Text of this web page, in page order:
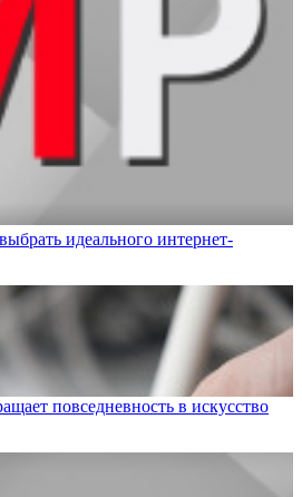
идеального интернет-
повседневность в искусство